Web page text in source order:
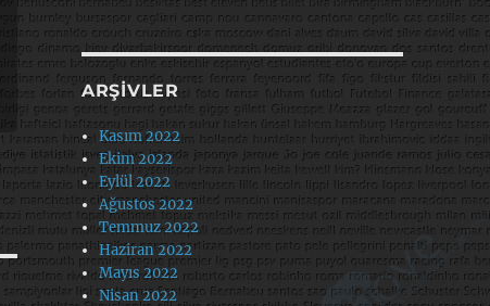
ARŞIVLER
Kasım 2022
Ekim 2022
Eylül 2022
Ağustos 2022
Temmuz 2022
Haziran 2022
Mayıs 2022
Nisan 2022